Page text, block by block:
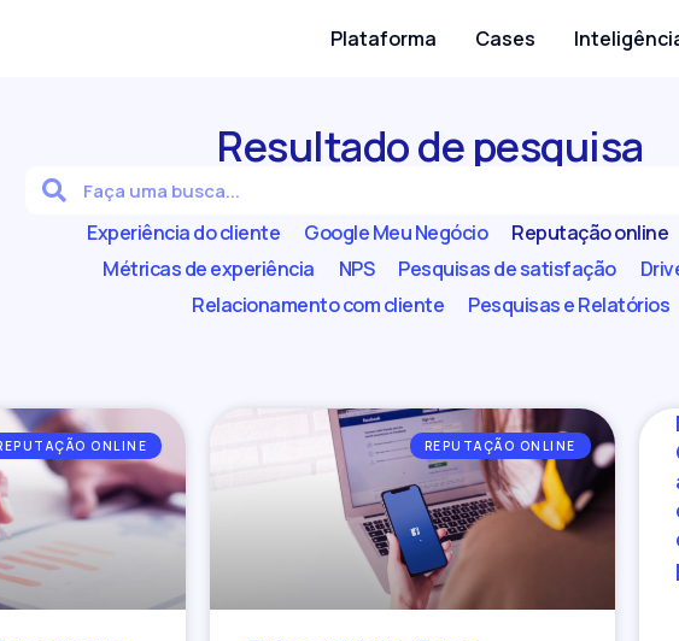
Plataforma Cases
Resultado de pesquisa
Experiência do cliente Google Meu Negócio Reputação online
Métricas de experiência
NPS Pesquisas de satisfação
Relacionamento com cliente
Pesquisas e Relatórios
ONLINE REPUTAÇÃO ONLINE